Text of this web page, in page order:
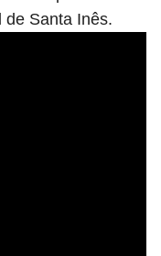
de Santa Inês.